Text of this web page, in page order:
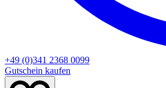
+49 (0)341 2368 0099
Gutschein kaufen